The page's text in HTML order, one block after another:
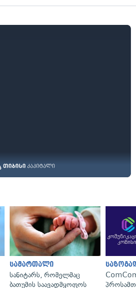
სამართალი
სანიტარს, რომელმაც
ბათუმის საავადმყოფოს